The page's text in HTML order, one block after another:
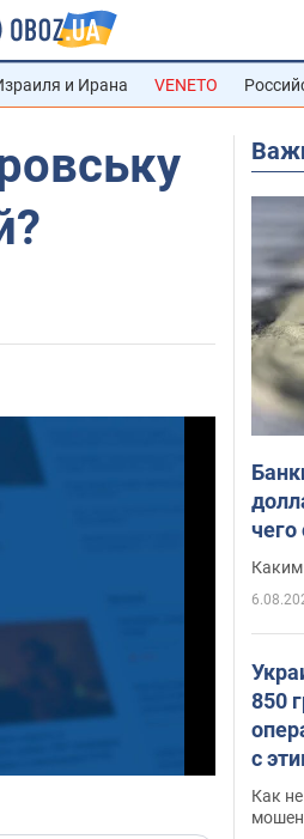
и Ирана VENETO
Каким
850
с
Как